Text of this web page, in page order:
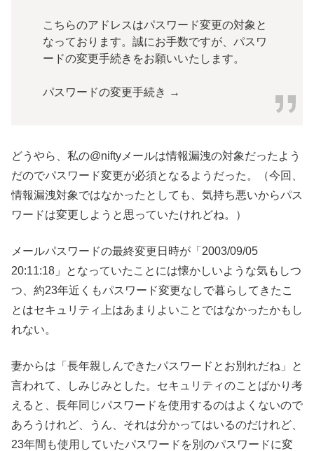
こちらのアドレスはパスワード変更の対象と
なっております。誠にお手数ですが、パスワ
ードの変更手続きをお願いいたします。
パスワードの変更手続き →
どうやら、私の@niftyメールは情報漏洩の対象だったよう
だのでパスワード変更が必須となるようだった。（今回、
情報漏洩対象ではなかったとしても、気持ち悪いからパス
ワードは変更しようと思っていたけれどね。）
メールパスワードの最終変更日時が「2003/09/05
20:11:18」となっていたことには懐かしいような気もしつ
つ、約23年近くもパスワード変更なしで暮らしてきたこ
とはセキュリティ上はあまりよいことではなかったかもし
れない。
妻からは「長年親しんできたパスワードとお別れだね」と
言われて、しみじみとした。セキュリティのことばかり考
えると、長年同じパスワードを使用するのはよくないので
あろうけれど、うん、それは分かってはいるのだけれど、
23年間も使用していたパスワードを別のパスワードに変